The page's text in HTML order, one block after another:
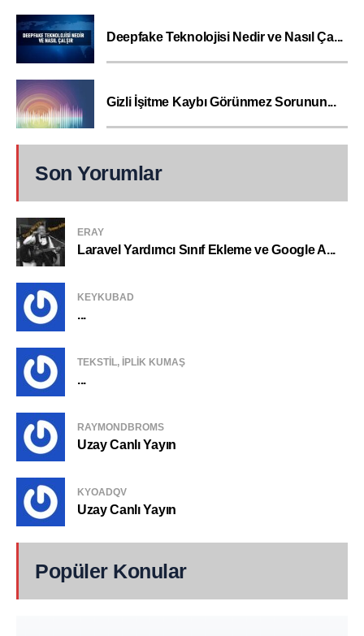
Deepfake Teknolojisi Nedir ve Nasıl Ça...
Gizli İşitme Kaybı Görünmez Sorunun...
Son Yorumlar
ERAY
Laravel Yardımcı Sınıf Ekleme ve Google A...
KEYKUBAD
...
TEKSTIL, IPLIK KUMAŞ
...
RAYMONDBROMS
Uzay Canlı Yayın
KYOADQV
Uzay Canlı Yayın
Popüler Konular